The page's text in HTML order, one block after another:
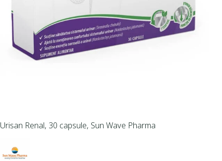
Urisan Renal, 30 capsule, Sun Wave Pharma